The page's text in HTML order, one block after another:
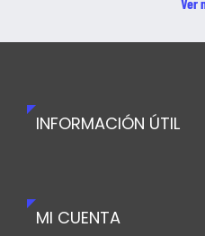
INFORMACIÓN ÚTIL
MI CUENTA